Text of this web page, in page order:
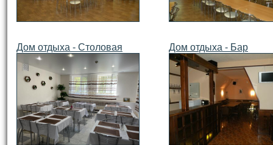
Дом отдыха - Столовая Дом отдыха - Бар